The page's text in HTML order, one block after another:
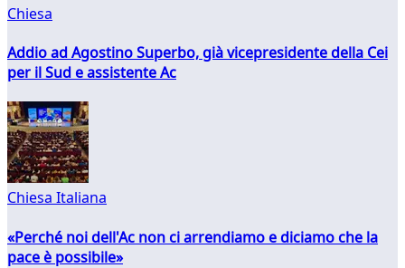
Chiesa
Addio ad Agostino Superbo, già vicepresidente della Cei
per il Sud e assistente Ac
Chiesa Italiana
«Perché noi dell'Ac non ci arrendiamo e diciamo che la
pace è possibile»